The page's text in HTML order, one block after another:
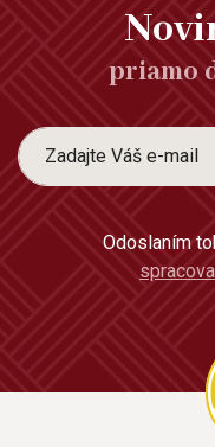
priamo
Odoslaním